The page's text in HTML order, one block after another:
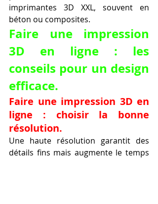
imprimantes 3D XXL, souvent en
béton ou composites.
Faire une impression
3D en ligne : les
conseils pour un design
efficace.
Faire une impression 3D en
ligne : choisir la bonne
résolution.
Une haute résolution garantit des
détails fins mais augmente le temps